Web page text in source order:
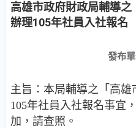
高雄市政府財政局輔導之
辦理105年社員入社報名
發布單
主旨：本局輔導之「高
105年社員入社報名事宜
加，請查照。